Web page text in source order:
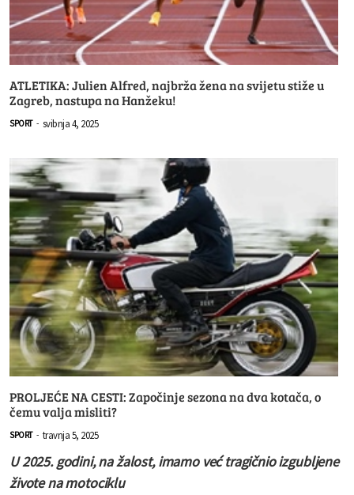
ATLETIKA: Julien Alfred, najbrža žena na svijetu stiže u
Zagreb, nastupa na Hanžeku!
SPORT - svibnja 4, 2025
PROLJEĆE NA CESTI: Započinje sezona na dva kotača, o
čemu valja misliti?
SPORT - travnja 5, 2025
U 2025. godini, na žalost, imamo već tragičnio izgubljene
živote na motociklu